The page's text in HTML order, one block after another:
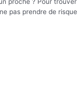
proche ? Pour trouver
pas prendre de risque